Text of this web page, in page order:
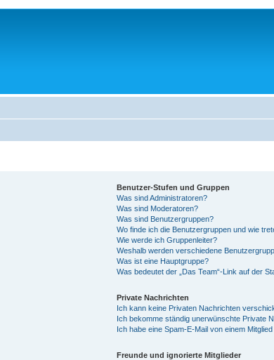
Benutzer-Stufen und Gruppen
Was sind Administratoren?
Was sind Moderatoren?
Was sind Benutzergruppen?
Wo finde ich die Benutzergruppen und wie
Wie werde ich Gruppenleiter?
Weshalb werden verschiedene
Was ist eine Hauptgruppe?
Was bedeutet der „Das Team“-Link auf der
Private Nachrichten
Ich kann keine Privaten Nachrichten
Ich bekomme ständig unerwünschte Private
Ich habe eine Spam-E-Mail von einem
Freunde und ignorierte Mitglieder